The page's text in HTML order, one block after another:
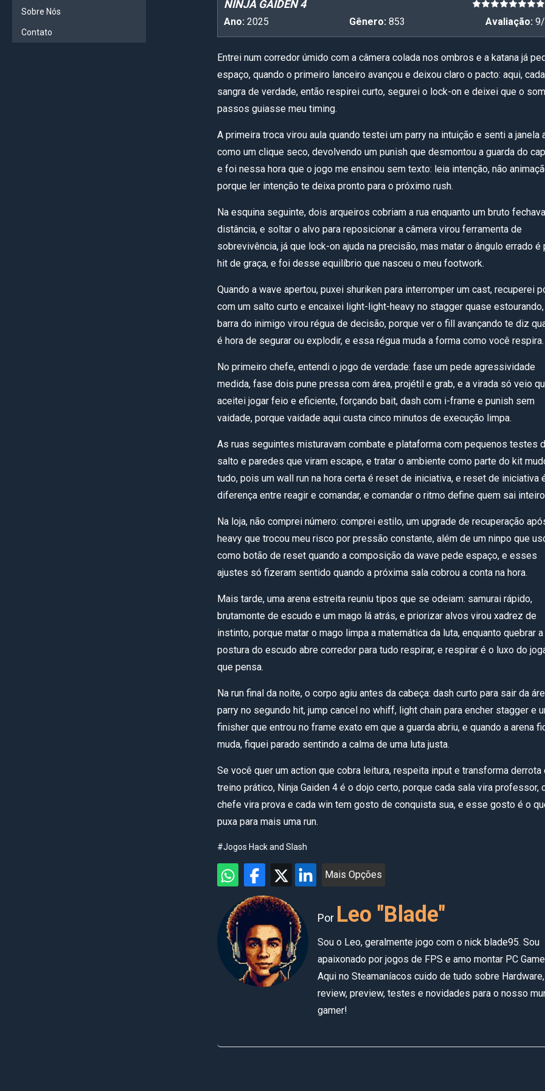
Sobre Nós
Contato
NINJA GAIDEN 4
Ano: 2025 Gênero: 853 Avaliação: 9/
Entrei num corredor úmido com a câmera colada nos ombros e a katana já
espaço, quando o primeiro lanceiro avançou e deixou claro o pacto: aqui,
sangra de verdade, então respirei curto, segurei o lock-on e deixei que o
passos guiasse meu timing.
A primeira troca virou aula quando testei um parry na intuição e senti a janela
como um clique seco, devolvendo um punish que desmontou a guarda do
e foi nessa hora que o jogo me ensinou sem texto: leia intenção, não
porque ler intenção te deixa pronto para o próximo rush.
Na esquina seguinte, dois arqueiros cobriam a rua enquanto um bruto fechava
distância, e soltar o alvo para reposicionar a câmera virou ferramenta de
sobrevivência, já que lock-on ajuda na precisão, mas matar o ângulo errado é
hit de graça, e foi desse equilíbrio que nasceu o meu footwork.
Quando a wave apertou, puxei shuriken para interromper um cast, recuperei
com um salto curto e encaixei light-light-heavy no stagger quase
barra do inimigo virou régua de decisão, porque ver o fill avançando te diz
é hora de segurar ou explodir, e essa régua muda a forma como você respira.
No primeiro chefe, entendi o jogo de verdade: fase um pede agressividade
medida, fase dois pune pressa com área, projétil e grab, e a virada só veio
aceitei jogar feio e eficiente, forçando bait, dash com i-frame e punish sem
vaidade, porque vaidade aqui custa cinco minutos de execução limpa.
As ruas seguintes misturavam combate e plataforma com pequenos testes
salto e paredes que viram escape, e tratar o ambiente como parte do kit
tudo, pois um wall run na hora certa é reset de iniciativa, e reset de iniciativa
diferença entre reagir e comandar, e comandar o ritmo define quem sai
Na loja, não comprei número: comprei estilo, um upgrade de recuperação
heavy que trocou meu risco por pressão constante, além de um ninpo que
como botão de reset quando a composição da wave pede espaço, e esses
ajustes só fizeram sentido quando a próxima sala cobrou a conta na hora.
Mais tarde, uma arena estreita reuniu tipos que se odeiam: samurai rápido,
brutamonte de escudo e um mago lá atrás, e priorizar alvos virou xadrez de
instinto, porque matar o mago limpa a matemática da luta, enquanto quebrar a
postura do escudo abre corredor para tudo respirar, e respirar é o luxo do
que pensa.
Na run final da noite, o corpo agiu antes da cabeça: dash curto para sair da
parry no segundo hit, jump cancel no whiff, light chain para encher stagger e
finisher que entrou no frame exato em que a guarda abriu, e quando a arena
muda, fiquei parado sentindo a calma de uma luta justa.
Se você quer um action que cobra leitura, respeita input e transforma derrota
treino prático, Ninja Gaiden 4 é o dojo certo, porque cada sala vira professor,
chefe vira prova e cada win tem gosto de conquista sua, e esse gosto é o
puxa para mais uma run.
#Jogos Hack and Slash
Mais Opções
Por Leo "Blade"
Sou o Leo, geralmente jogo com o nick blade95. Sou
apaixonado por jogos de FPS e amo montar PC
Aqui no Steamaníacos cuido de tudo sobre Hardware,
review, preview, testes e novidades para o nosso
gamer!